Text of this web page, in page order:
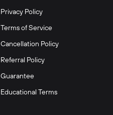
Privacy Policy
Terms of Service
Cancellation Policy
Referral Policy
Guarantee
Educational Terms